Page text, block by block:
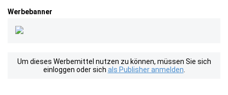
Werbebanner
Um dieses Werbemittel nutzen zu können, müssen Sie sich
einloggen oder sich als Publisher anmelden